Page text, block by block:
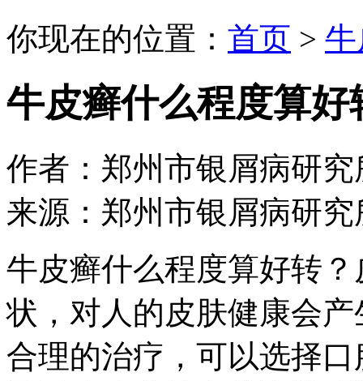
你现在的位置： 首页 >
牛皮癣什么程度算好
作者：郑州市银屑病研究
来源：郑州市银屑病研究
牛皮癣什么程度算好转
状，对人的皮肤健康会
合理的治疗，可以选择